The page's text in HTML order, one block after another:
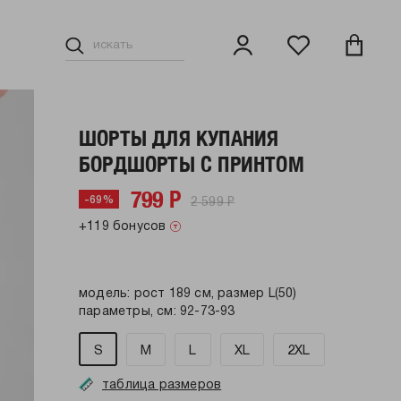
ШОРТЫ ДЛЯ КУПАНИЯ
БОРДШОРТЫ С ПРИНТОМ
-69% 799 Р 2 599 Р
+119 бонусов
модель: рост 189 см, размер L(50)
параметры, см: 92-73-93
S M L XL 2XL
таблица размеров